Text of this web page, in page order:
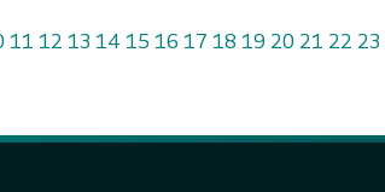
11 12 13 14 15 16 17 18 19 20 21 22 23